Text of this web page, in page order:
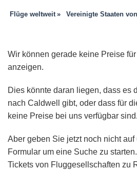
Flüge weltweit Vereinigte Staaten
Wir können gerade keine Preise
anzeigen.
Dies könnte daran liegen, dass es
nach Caldwell gibt, oder dass für
keine Preise bei uns verfügbar sind.
Aber geben Sie jetzt noch nicht
Formular um eine Suche zu
Tickets von Fluggesellschaften zu